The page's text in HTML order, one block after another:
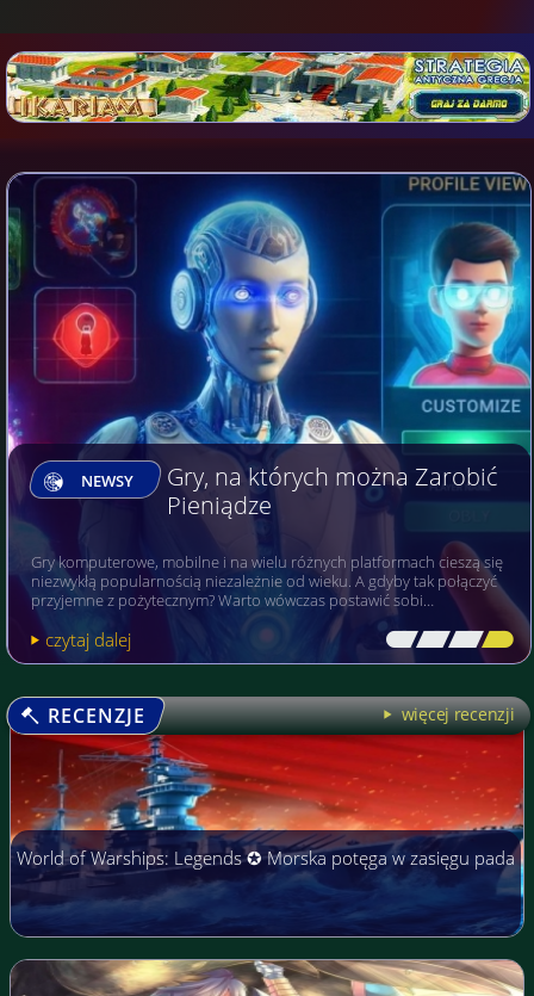
NEWSY
Gry, na których można Zarobić
Pieniądze
Gry komputerowe, mobilne i na wielu różnych platformach cieszą się
niezwykłą popularnością niezależnie od wieku. A gdyby tak połączyć
przyjemne z pożytecznym? Warto wówczas postawić sobi…
czytaj dalej [\ \\ \\ \]
RECENZJE więcej recenzji
World of Warships: Legends ✪ Morska potęga w zasięgu pada